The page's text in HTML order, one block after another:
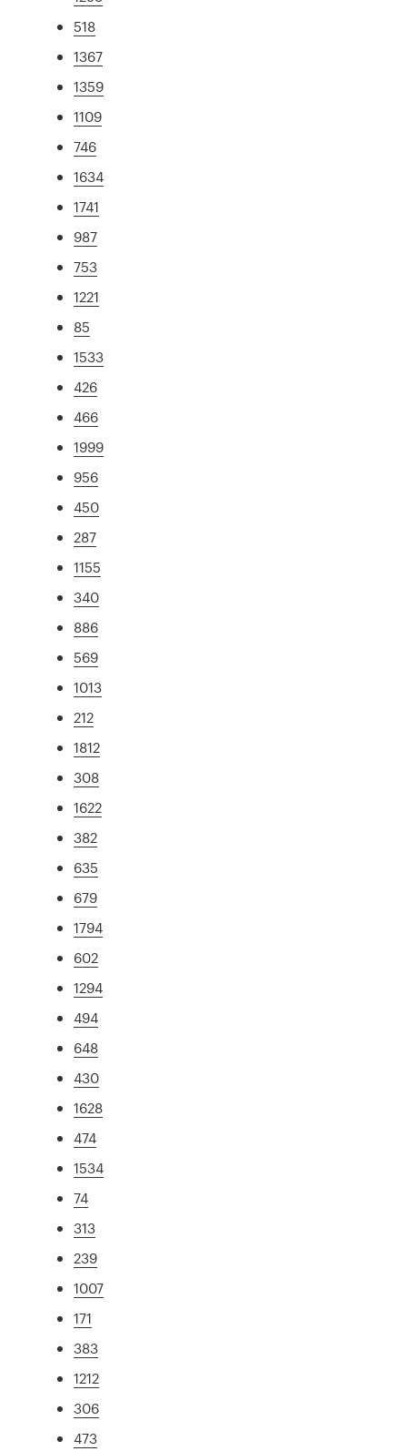
518
1367
1359
1109
746
1634
1741
987
753
1221
85
1533
426
466
1999
956
450
287
1155
340
886
569
1013
212
1812
308
1622
382
635
679
1794
602
1294
494
648
430
1628
474
1534
74
313
239
1007
171
383
1212
306
473